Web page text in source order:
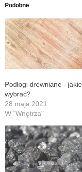
Podobne
Podłogi drewniane - jakie
wybrać?
28 maja 2021
W "Wnętrza"